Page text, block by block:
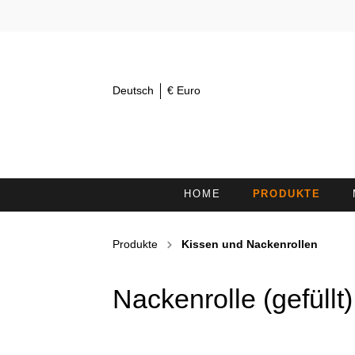
Deutsch € Euro
HOME PRODUKTE
HAARBÄNDER
Produkte Kissen und Nackenrollen
Nackenrolle